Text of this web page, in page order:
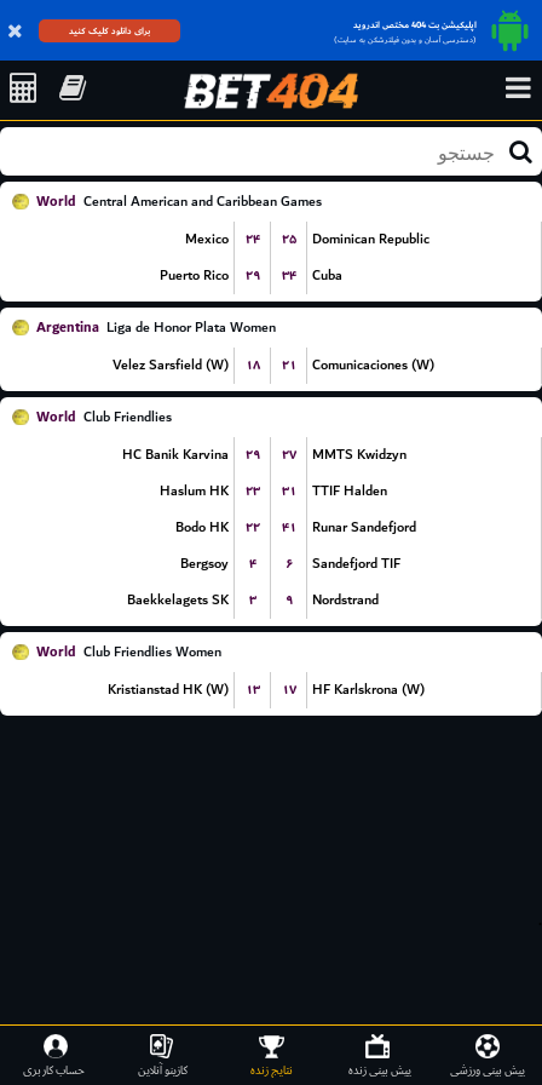
اپلیکیشن بت 404 مختص اندروید
(دسترسی آسان و بدون فیلترشکن به سایت)
برای دانلود کلیک کنید
World Central American and Caribbean Games
Mexico
۲۴ ۲۵
Dominican Republic
Puerto Rico
۲۹ ۳۴ Cuba
Argentina Liga de Honor Plata Women
Velez Sarsfield (W)
۱۸ ۲۱ Comunicaciones (W)
World Club Friendlies
HC Banik Karvina
۲۹ ۲۷
MMTS Kwidzyn
Haslum HK
۲۳ ۳۱
TTIF Halden
Bodo HK
۲۲ ۴۱
Runar Sandefjord
Bergsoy
۴ ۶
Sandefjord TIF
Baekkelagets SK
۳ ۹ Nordstrand
World Club Friendlies Women
Kristianstad HK (W)
۱۳ ۱۷ HF Karlskrona (W)
پیش بینی ورزشی پیش بینی زنده نتایج زنده کازینو آنلاین حساب کاربری